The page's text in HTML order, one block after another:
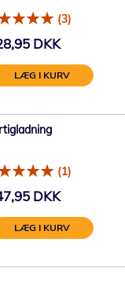
(3)
DKK
LÆG I KURV
(1)
DKK
LÆG I KURV